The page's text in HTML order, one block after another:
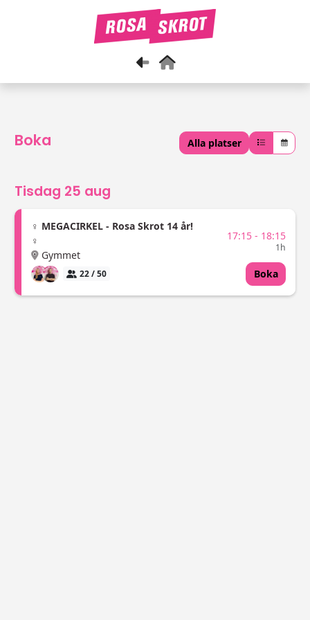
Gå tillbakaGå till startsidan
Boka Alla platser
Tisdag 25 aug
17:15 - 18:15
1h
♀ MEGACIRKEL - Rosa Skrot 14 år!
♀
Gymmet
22 / 50 Boka